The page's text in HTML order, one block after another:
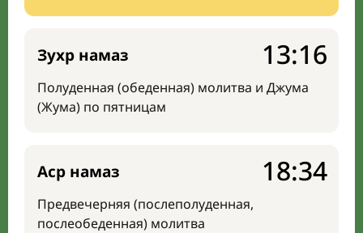
Зухр намаз
Полуденная (обеденная) молитва и Джума
(Жума) по пятницам
13:16
Аср намаз
Предвечерняя (послеполуденная,
послеобеденная) молитва
18:34